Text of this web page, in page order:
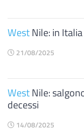
WestNile: in
21/08/2025
WestNile:
decessi
14/08/2025